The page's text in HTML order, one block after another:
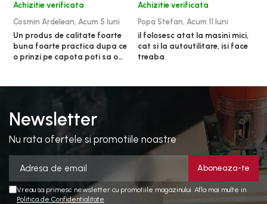
Achizitie verificata
Cosmin Ardelean, Acum 5 luni
Un produs de calitate foarte
buna foarte practica dupa ce
o prinzi pe capota poti sa o
puternica si de la baterie care
bagi la priza nu mai ai treaba
toata ziua ,ce...
Achizitie verificata
Popa Stefan, Acum 11 luni
il folosesc atat la masini mici,
cat si la autoutilitare, isi face
treaba
Newsletter
Nu rata ofertele si promotiile noastre
Vreau sa primesc newsletter cu promotiile magazinului. Afla mai multe in
Politica de Confidentialitate